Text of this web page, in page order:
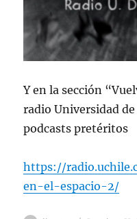
Y en la sección
radio Universidad
podcasts pretéritos
https://
en-el-espacio-2/